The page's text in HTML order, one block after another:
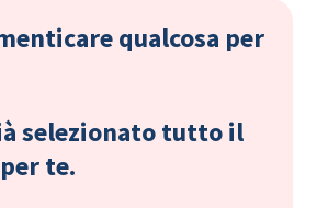
qualcosa per
selezionato tutto il
te.